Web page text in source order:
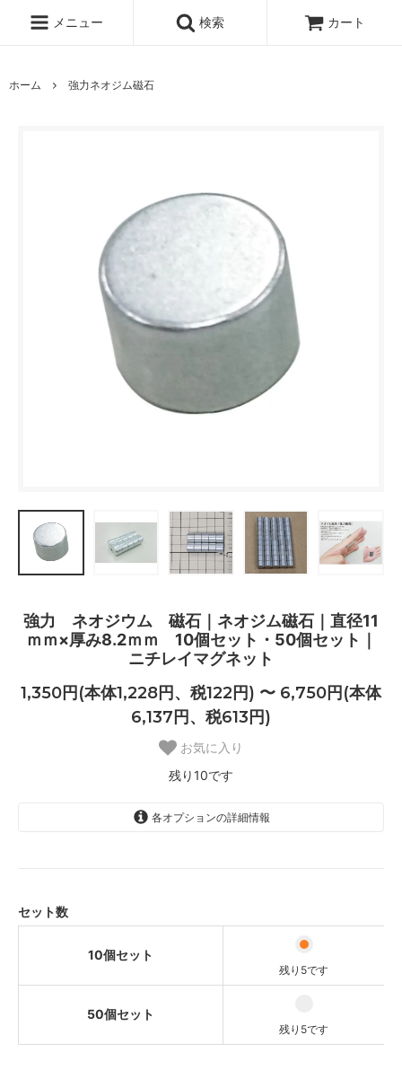
メニュー 検索 カート
ホーム 強力ネオジム磁石
強力 ネオジウム 磁石｜ネオジム磁石｜直径11
ｍｍ×厚み8.2ｍｍ 10個セット・50個セット｜
ニチレイマグネット
1,350円(本体1,228円、税122円) 〜 6,750円(本体
6,137円、税613円)
お気に入り
残り10です
各オプションの詳細情報
セット数
10個セット
残り5です
50個セット
残り5です